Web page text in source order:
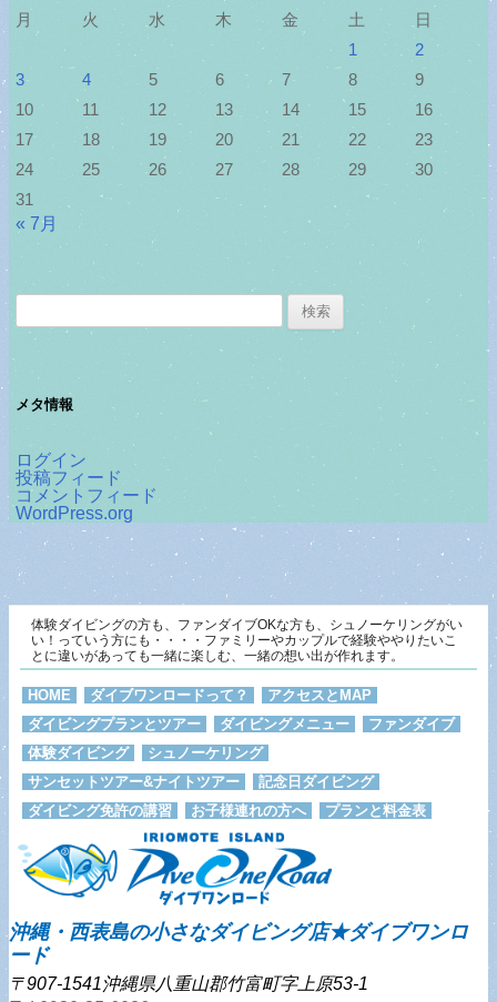
月
火 水 木 金 土
日
1
2
3
4 5 6 7 8
9
10
11 12 13 14 15
16
17
18 19 20 21 22
23
24
25 26 27 28 29
30
31
« 7月
索:
メタ情報
ログイン
投稿フィード
コメントフィード
WordPress.org
体験ダイビングの方も、ファンダイブOKな方も、シュノーケリングがい
い！っていう方にも・・・・ファミリーやカップルで経験ややりたいこ
とに違いがあっても一緒に楽しむ、一緒の想い出が作れます。
HOME ダイブワンロードって？
アクセスとMAP
ダイビングプランとツアー
ダイビングメニュー
ファンダイブ
体験ダイビング
シュノーケリング
サンセットツアー&ナイトツアー
記念日ダイビング
ダイビング免許の講習
お子様連れの方へ プランと料金表
沖縄・西表島の小さなダイビング店★ダイブワンロ
ード
〒907-1541沖縄県八重山郡竹富町字上原53-1